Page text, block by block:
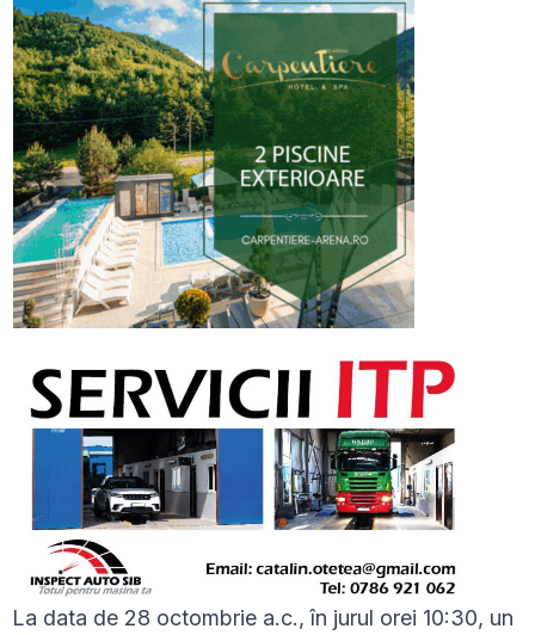
La data de 28 octombrie a.c., în jurul orei 10:30, un